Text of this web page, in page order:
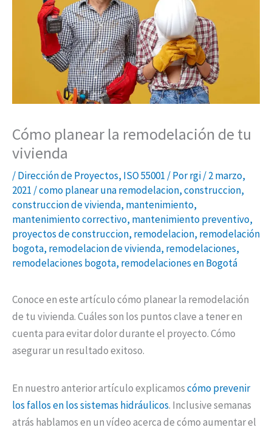
Cómo planear la remodelación de tu
vivienda
/Dirección de Proyectos, ISO 55001 / Porrgi/2 marzo,
2021 /como planear una remodelacion,construccion,
construccion de vivienda, mantenimiento,
mantenimiento correctivo, mantenimiento preventivo,
proyectos de construccion, remodelacion, remodelación
bogota, remodelacion de vivienda, remodelaciones,
remodelaciones bogota, remodelaciones en Bogotá
Conoce en este artículo cómo planear la remodelación
de tu vivienda. Cuáles son los puntos clave a tener en
cuenta para evitar dolor durante el proyecto. Cómo
asegurar un resultado exitoso.
En nuestro anterior artículo explicamoscómo prevenir
los fallos en los sistemas hidráulicos. Inclusive semanas
atrás hablamos en un vídeo acerca de cómo aumentar el